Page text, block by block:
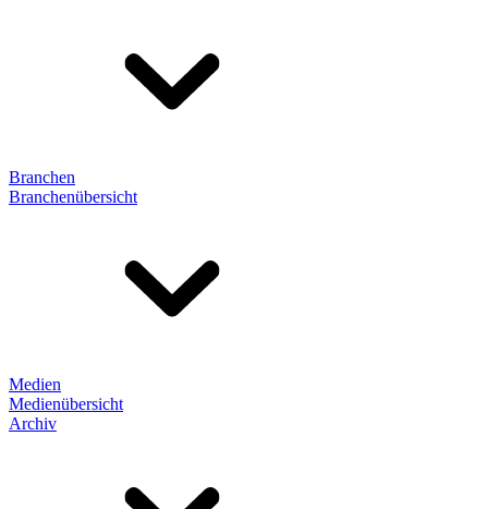
Branchen
Branchenübersicht
Medien
Medienübersicht
Archiv